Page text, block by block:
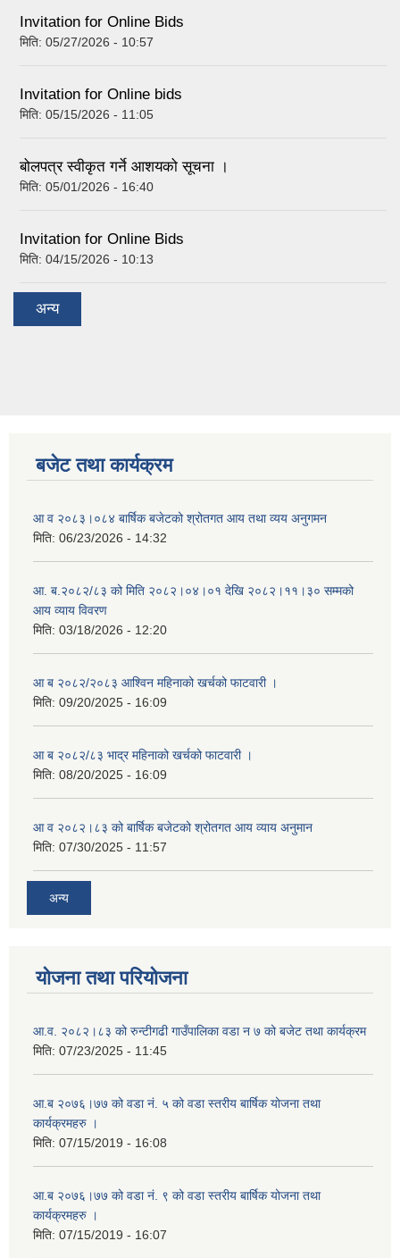
Invitation for Online Bids
मिति: 05/27/2026 - 10:57
Invitation for Online bids
मिति: 05/15/2026 - 11:05
बोलपत्र स्वीकृत गर्ने आशयको सूचना ।
मिति: 05/01/2026 - 16:40
Invitation for Online Bids
मिति: 04/15/2026 - 10:13
अन्य
बजेट तथा कार्यक्रम
आ व २०८३।०८४ बार्षिक बजेटको श्रोतगत आय तथा व्यय अनुगमन
मिति: 06/23/2026 - 14:32
आ. ब.२०८२/८३ को मिति २०८२।०४।०१ देखि २०८२।११।३० सम्मको
आय व्याय विवरण
मिति: 03/18/2026 - 12:20
आ ब २०८२/२०८३ आश्विन महिनाको खर्चको फाटवारी ।
मिति: 09/20/2025 - 16:09
आ ब २०८२/८३ भाद्र महिनाको खर्चको फाटवारी ।
मिति: 08/20/2025 - 16:09
आ व २०८२।८३ को बार्षिक बजेटको श्रोतगत आय व्याय अनुमान
मिति: 07/30/2025 - 11:57
अन्य
योजना तथा परियोजना
आ.व. २०८२।८३ को रुन्टीगढी गाउँपालिका वडा न ७ को बजेट तथा कार्यक्रम
मिति: 07/23/2025 - 11:45
आ.ब २०७६।७७ को वडा नं. ५ को वडा स्तरीय बार्षिक योजना तथा
कार्यक्रमहरु ।
मिति: 07/15/2019 - 16:08
आ.ब २०७६।७७ को वडा नं. ९ को वडा स्तरीय बार्षिक योजना तथा
कार्यक्रमहरु ।
मिति: 07/15/2019 - 16:07